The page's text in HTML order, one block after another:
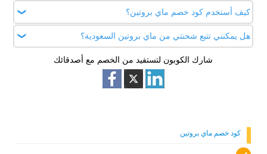
نعم ، جميع منتجات ماي بروتين من الفيتامينات والمكملات الغذائية
اصليه و مضمونه 100%.
كيف أستخدم كود خصم ماي بروتين؟
كود خصم ماي بروتين نقدمه لك من موقعنا بالضغط على انسخ كود
الخصم ثم تتوجه إلى موقع My Protein الرسمي وتقوم باللصق في
خانة تفعيل كوبونات الخصم وقسائم الشراء.
هل يمكنني تتبع شحنتي من ماي بروتين السعودية؟
نعم، يمكنك متابعة شحنتك من خلال الضغط على خيار تتبع الشحنة
المتوفر أدنى الصفحة الرئيسية بمتجر ماي بروتين.
شارك الكوبون لتستفيد من الخصم مع أصدقائك
كود خصم ماي بروتين